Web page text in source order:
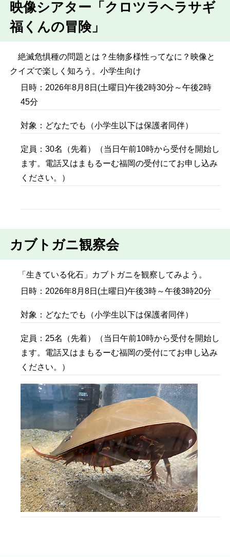
映像シアター「クロツラヘラサギ
福くんの冒険」
絶滅危惧種の問題とは？生物多様性ってなに？映像と
クイズで楽しく知ろう。小学生向け
日時：2026年8月8日(土曜日)午後2時30分～午後2時
45分
対象：どなたでも（小学生以下は保護者同伴）
定員：30名（先着）（当日午前10時から受付を開始し
ます。電話又はまもるーむ福岡の受付にてお申し込み
ください。）
カブトガニ観察会
「生きている化石」カブトガニを観察してみよう。
日時：2026年8月8日(土曜日)午後3時～午後3時20分
対象：どなたでも（小学生以下は保護者同伴）
定員：25名（先着）（当日午前10時から受付を開始し
ます。電話又はまもるーむ福岡の受付にてお申し込み
ください。）